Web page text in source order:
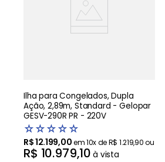
Ilha para Congelados, Dupla
Ação, 2,89m, Standard - Gelopar
GESV-290R PR - 220V
☆☆☆☆☆
R$12.199,00em10x deR$ 1.219,90ou
R$ 10.979,10 à vista